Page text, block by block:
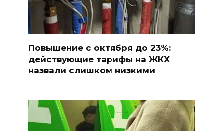
Повышение с октября до 23%:
действующие тарифы на ЖКХ
назвали слишком низкими